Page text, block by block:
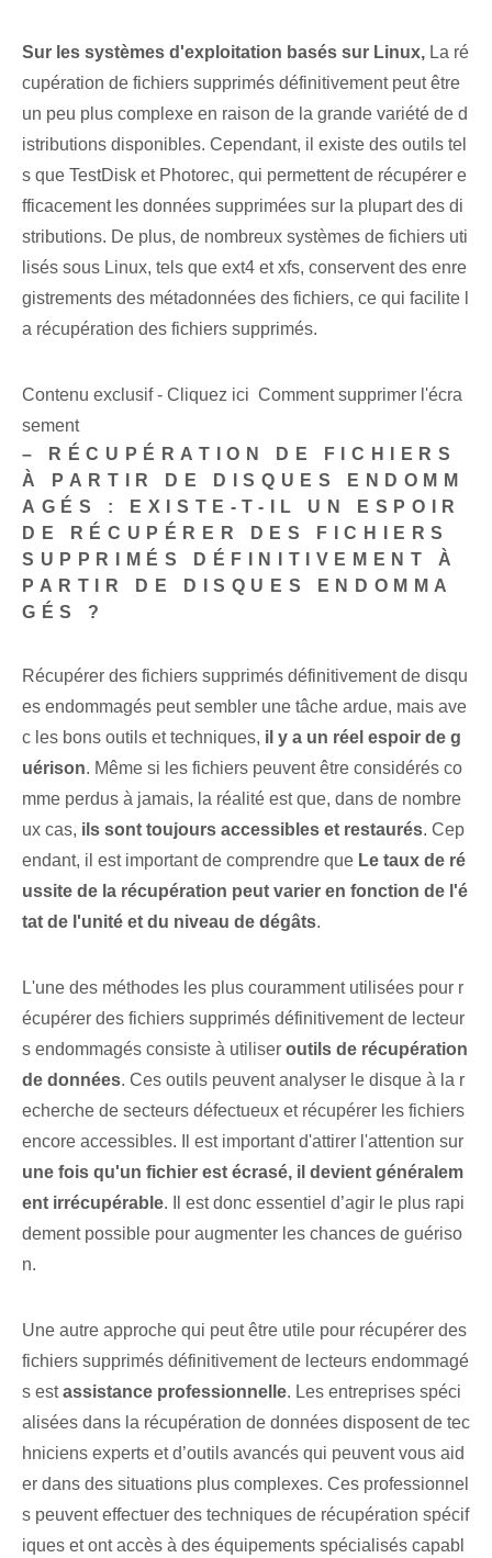
Sur les systèmes d'exploitation basés sur Linux, La ré
cupération de fichiers supprimés définitivement peut être
un peu plus complexe en raison de la grande variété de d
istributions disponibles. Cependant, il existe des outils tel
s que TestDisk et Photorec, qui permettent de récupérer e
fficacement les données supprimées sur la plupart des di
stributions. De plus, de nombreux systèmes de fichiers uti
lisés sous Linux, tels que ext4 et xfs, conservent des enre
gistrements des métadonnées des fichiers, ce qui facilite l
a récupération des fichiers supprimés.
Contenu exclusif - Cliquez ici Comment supprimer l'écra
sement
– RÉCUPÉRATION DE FICHIERS
À PARTIR DE DISQUES ENDOMM
AGÉS : EXISTE-T-IL UN ESPOIR
DE RÉCUPÉRER DES FICHIERS
SUPPRIMÉS DÉFINITIVEMENT À
PARTIR DE DISQUES ENDOMMA
GÉS ?
Récupérer des fichiers supprimés définitivement de disqu
es endommagés peut sembler une tâche ardue, mais ave
c les bons outils et techniques, il y a un réel espoir de g
uérison. Même si les fichiers peuvent être considérés co
mme perdus à jamais, la réalité est que, dans de nombre
ux cas, ils sont toujours accessibles et restaurés. Cep
endant, il est important de comprendre que Le taux de ré
ussite de la récupération peut varier en fonction de l'é
tat de l'unité et du niveau de dégâts.
L'une des méthodes les plus couramment utilisées pour r
écupérer des fichiers supprimés définitivement de lecteur
s endommagés consiste à utiliser outils de récupération
de données. Ces outils peuvent analyser le disque à la r
echerche de secteurs défectueux et récupérer les fichiers
encore accessibles. Il est important d'attirer l'attention sur
une fois qu'un fichier est écrasé, il devient généralem
ent irrécupérable. Il est donc essentiel d’agir le plus rapi
dement possible pour augmenter les chances de guériso
n.
Une autre approche qui peut être utile pour récupérer des
fichiers supprimés définitivement de lecteurs endommagé
s estassistance professionnelle. Les entreprises spéci
alisées dans la récupération de données disposent de tec
hniciens experts et d’outils avancés qui peuvent vous aid
er dans des situations plus complexes. Ces professionnel
s peuvent effectuer des techniques de récupération spécif
iques et ont accès à des équipements spécialisés capabl